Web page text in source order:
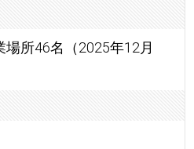
所46名（2025年12月